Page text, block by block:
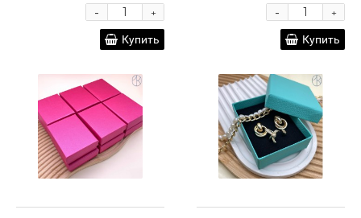
+
-
Купить
+
-
Купить